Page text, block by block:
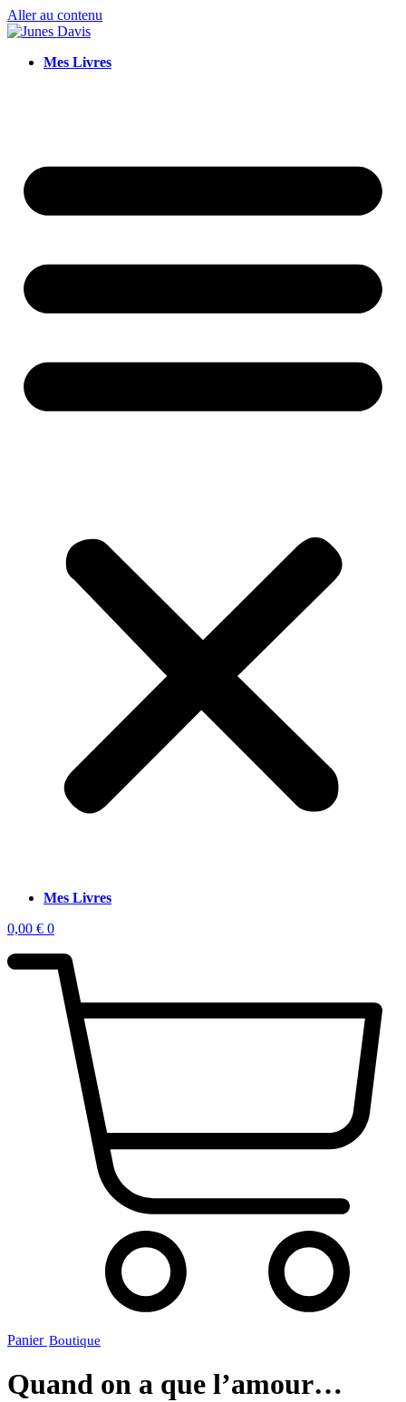
Aller au contenu
Mes Livres
Mes Livres
0,00 € 0
Panier
Quand on a que l’amour…